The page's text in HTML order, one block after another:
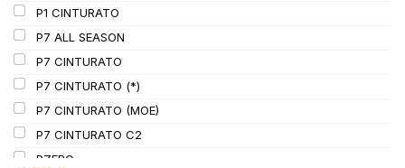
P1 CINTURATO
P7 ALL SEASON
P7 CINTURATO
P7 CINTURATO (*)
P7 CINTURATO (MOE)
P7 CINTURATO C2
PZERO